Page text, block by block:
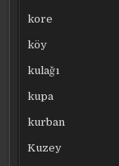
kore
köy
kulağı
kupa
kurban
Kuzey